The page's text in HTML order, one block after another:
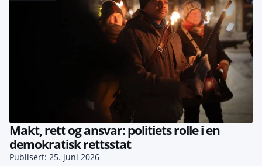
Makt, rett og ansvar: politiets rolle i en
demokratisk rettsstat
Publisert: 25. juni 2026